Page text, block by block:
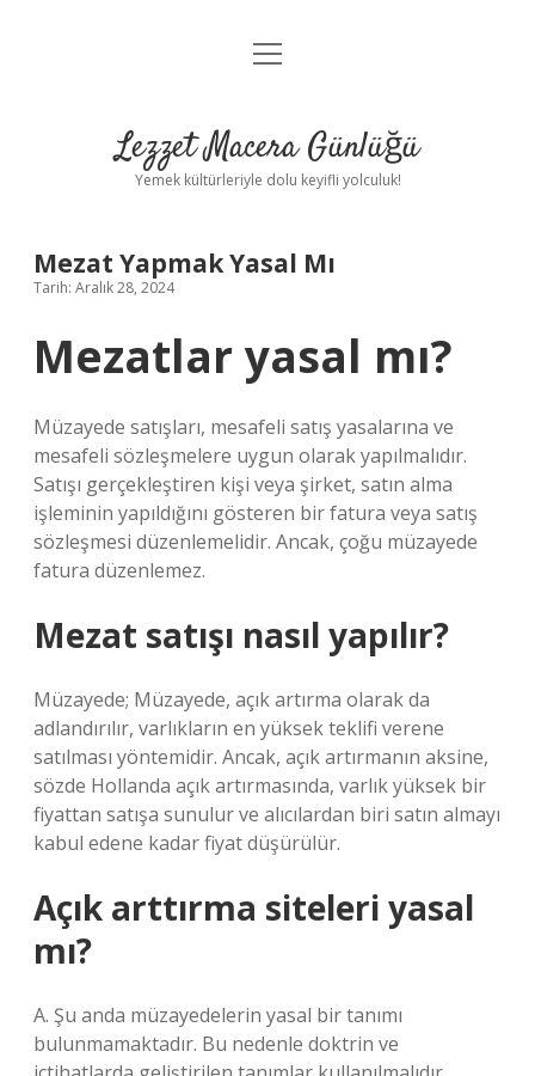
Anasayfa
Yasal Uyarı
menüyü
Lezzet Macera Günlüğü
Yemek kültürleriyle dolu keyifli yolculuk!
Mezat Yapmak Yasal Mı
Tarih: Aralık 28, 2024
Mezatlar yasal mı?
Müzayede satışları, mesafeli satış yasalarına ve
mesafeli sözleşmelere uygun olarak yapılmalıdır.
Satışı gerçekleştiren kişi veya şirket, satın alma
işleminin yapıldığını gösteren bir fatura veya satış
sözleşmesi düzenlemelidir. Ancak, çoğu müzayede
fatura düzenlemez.
Mezat satışı nasıl yapılır?
Müzayede; Müzayede, açık artırma olarak da
adlandırılır, varlıkların en yüksek teklifi verene
satılması yöntemidir. Ancak, açık artırmanın aksine,
sözde Hollanda açık artırmasında, varlık yüksek bir
fiyattan satışa sunulur ve alıcılardan biri satın almayı
kabul edene kadar fiyat düşürülür.
Açık arttırma siteleri yasal
mı?
A. Şu anda müzayedelerin yasal bir tanımı
bulunmamaktadır. Bu nedenle doktrin ve